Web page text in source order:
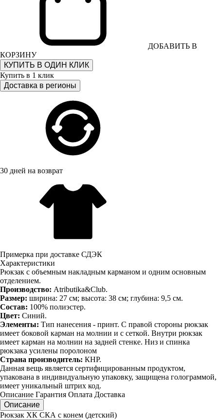
ДОБАВИТЬ В
КОРЗИНУ
КУПИТЬ В ОДИН КЛИК
Купить в 1 клик
Доставка в регионы
30 дней на возврат
Примерка при доставке СДЭК
Характеристики
Рюкзак с объемным накладным карманом и одним основным
отделением.
Производство: Atributika&Club.
Размер: ширина: 27 см; высота: 38 см; глубина: 9,5 см.
Состав: 100% полиэстер.
Цвет: Синий.
Элементы: Тип нанесения - принт. С правой стороны рюкзак
имеет боковой карман на молнии и с сеткой. Внутри рюкзак
имеет карман на молнии на задней стенке. Низ и спинка
рюкзака усилены поролоном
Страна производитель: КНР.
Данная вещь является сертифицированным продуктом,
упакована в индивидуальную упаковку, защищена голограммой,
имеет уникальный штрих код.
Описание Гарантия Оплата Доставка
Описание
Рюкзак ХК СКА с конем (детский)